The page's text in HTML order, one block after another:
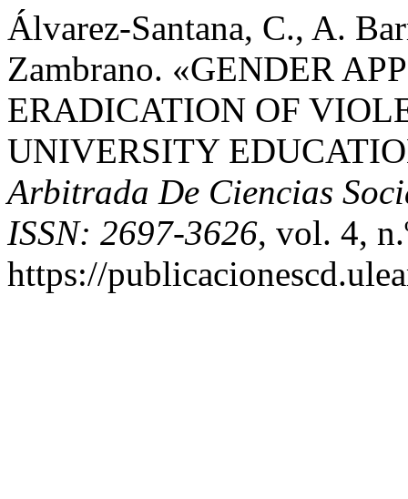
Álvarez-Santana, C., A.
Zambrano. «GENDER
ERADICATION OF
UNIVERSITY
Arbitrada De Ciencias
ISSN: 2697-3626, vol. 4,
https://